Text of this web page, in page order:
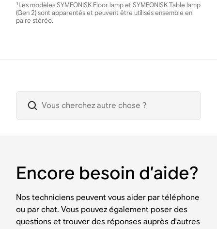
¹Les modèles SYMFONISK Floor lamp et SYMFONISK Table lamp
(Gen 2) sont apparentés et peuvent être utilisés ensemble en
paire stéréo.
Encore besoin d’aide?
Nos techniciens peuvent vous aider par téléphone
ou par chat. Vous pouvez également poser des
questions et trouver des réponses auprès d'autres